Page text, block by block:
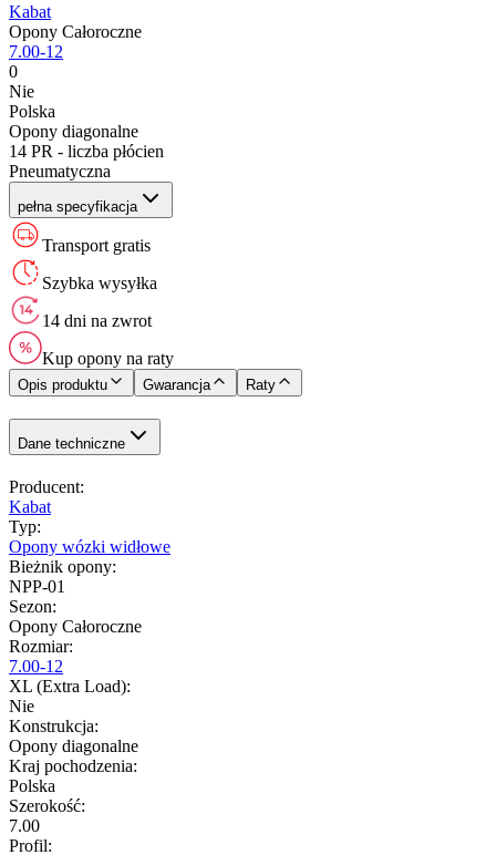
Kabat
Opony Całoroczne
7.00-12
0
Nie
Polska
Opony diagonalne
14 PR - liczba płócien
Pneumatyczna
pełna specyfikacja
Transport gratis
Szybka wysyłka
14 dni na zwrot
Kup opony na raty
Opis produktu Gwarancja Raty
Dane techniczne
Producent:
Kabat
Typ:
Opony wózki widłowe
Bieżnik opony:
NPP-01
Sezon:
Opony Całoroczne
Rozmiar:
7.00-12
XL (Extra Load):
Nie
Konstrukcja:
Opony diagonalne
Kraj pochodzenia:
Polska
Szerokość:
7.00
Profil: